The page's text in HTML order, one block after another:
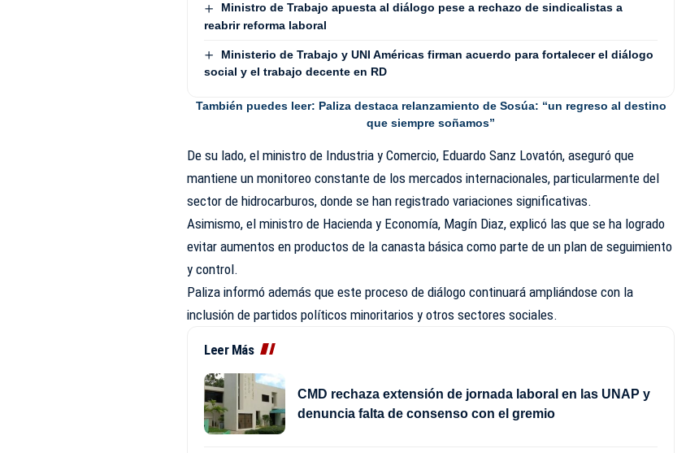
Ministro de Trabajo apuesta al diálogo pese a rechazo de sindicalistas a
reabrir reforma laboral
Ministerio de Trabajo y UNI Américas firman acuerdo para fortalecer el diálogo
social y el trabajo decente en RD
También puedes leer: Paliza destaca relanzamiento de Sosúa: “un regreso al destino
que siempre soñamos”
De su lado, el ministro de Industria y Comercio, Eduardo Sanz Lovatón, aseguró que
mantiene un monitoreo constante de los mercados internacionales, particularmente del
sector de hidrocarburos, donde se han registrado variaciones significativas.
Asimismo, el ministro de Hacienda y Economía, Magín Diaz, explicó las que se ha logrado
evitar aumentos en productos de la canasta básica como parte de un plan de seguimiento
y control.
Paliza informó además que este proceso de diálogo continuará ampliándose con la
inclusión de partidos políticos minoritarios y otros sectores sociales.
Leer Más
CMD rechaza extensión de jornada laboral en las UNAP y
denuncia falta de consenso con el gremio